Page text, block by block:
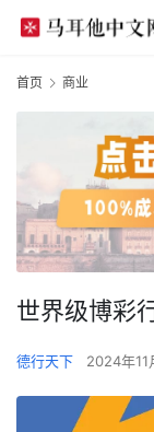
首页 商业
世界级博彩
德行天下 2024年11